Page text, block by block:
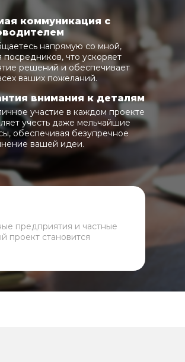
коммуникация с
напрямую со мной,
посредников, что ускоряет
решений и обеспечивает
ваших пожеланий.
внимания к деталям
участие в каждом проекте
учесть даже мельчайшие
обеспечивая безупречное
вашей идеи.
предприятия и частные
проект становится